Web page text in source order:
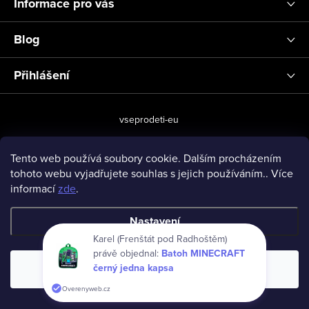
Tento web používá soubory cookie. Dalším procházením
tohoto webu vyjadřujete souhlas s jejich používáním.. Více
informacízde.
Nastavení
Souhlasím
Blog
Přihlášení
vseprodeti-eu
Copyright 2026www.vseprodeti.eu. Všechna práva vyhrazena.
Karel (Frenštát pod Radhoštěm)
právě objednal: Batoh MINECRAFT
černý jedna kapsa
Overenyweb.cz